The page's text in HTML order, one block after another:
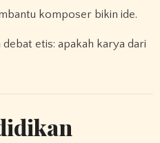
komposer bikin ide.
debat etis: apakah karya dari